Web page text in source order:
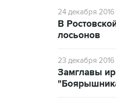
24 декабря
В
лосьонов
23 декабря 2016
Замглавы